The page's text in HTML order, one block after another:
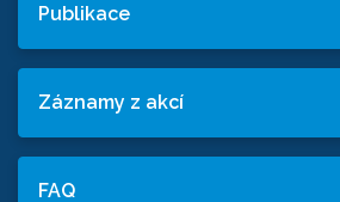
Publikace
Záznamy z akcí
FAQ